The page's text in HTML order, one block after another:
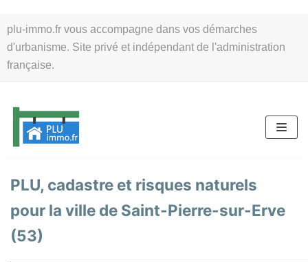
plu-immo.fr vous accompagne dans vos démarches
d'urbanisme. Site privé et indépendant de l'administration
française.
au
contenu
PLU, cadastre et risques naturels
pour la ville de Saint-Pierre-sur-Erve
(53)